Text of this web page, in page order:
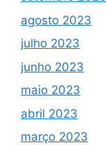
agosto 2023
julho 2023
junho 2023
maio 2023
abril 2023
março 2023